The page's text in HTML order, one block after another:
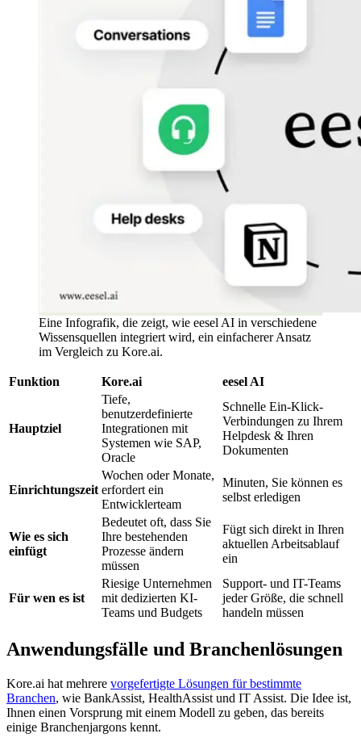
Eine Infografik, die zeigt, wie eesel AI in verschiedene
Wissensquellen integriert wird, ein einfacherer Ansatz
im Vergleich zu Kore.ai.
Funktion Kore.ai eesel AI
Hauptziel
Tiefe,
benutzerdefinierte
Integrationen mit
Systemen wie SAP,
Oracle
Schnelle Ein-Klick-
Verbindungen zu Ihrem
Helpdesk & Ihren
Dokumenten
Einrichtungszeit
Wochen oder Monate,
erfordert ein
Entwicklerteam
Minuten, Sie können es
selbst erledigen
Wie es sich
einfügt
Bedeutet oft, dass Sie
Ihre bestehenden
Prozesse ändern
müssen
Fügt sich direkt in Ihren
aktuellen Arbeitsablauf
ein
Für wen es ist
Riesige Unternehmen
mit dedizierten KI-
Teams und Budgets
Support- und IT-Teams
jeder Größe, die schnell
handeln müssen
Anwendungsfälle und Branchenlösungen
Kore.ai hat mehrere vorgefertigte Lösungen für bestimmte
Branchen, wie BankAssist, HealthAssist und IT Assist. Die Idee ist,
Ihnen einen Vorsprung mit einem Modell zu geben, das bereits
einige Branchenjargons kennt.